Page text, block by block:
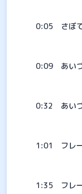
0:05 さぼて
0:09 あい
0:32 あい
1:01 フレー
1:35 フレ